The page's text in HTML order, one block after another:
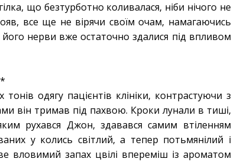
що безтурботно коливалася, ніби нічого не
все ще не вірячи своїм очам, намагаючись
нерви вже остаточно здалися під впливом
одягу пацієнтів клініки, контрастуючи з
він тримав під пахвою. Кроки лунали в тиші,
рухався Джон, здавався самим втіленням
у колись світлий, а тепер потьмянілий і
вловимий запах цвілі впереміш із ароматом